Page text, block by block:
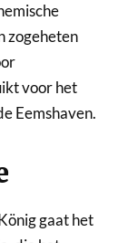
zogeheten
voor het
Eemshaven.
gaat het